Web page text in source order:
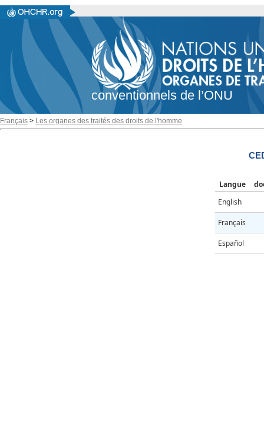
conventionnels de l’ONU
Français > Les organes des traités des droits de l'homme
Langue
English
Français
Español